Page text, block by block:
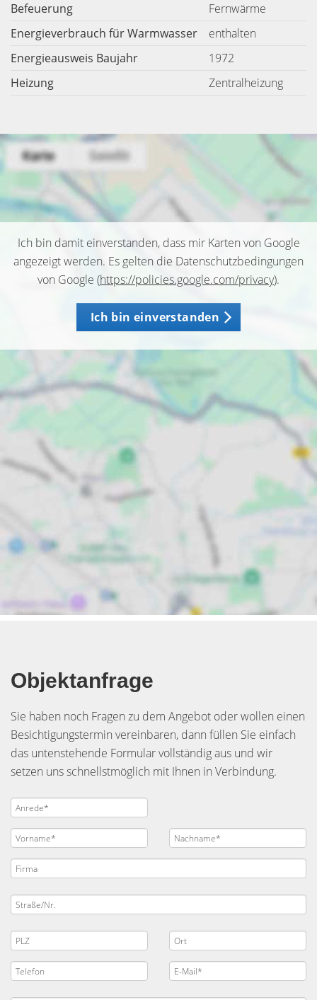
Befeuerung
Fernwärme
Energieverbrauch für Warmwasser
enthalten
Energieausweis Baujahr
1972
Heizung
Zentralheizung
Ich bin damit einverstanden, dass mir Karten von Google
angezeigt werden. Es gelten die Datenschutzbedingungen
von Google (https://policies.google.com/privacy).
Ich bin einverstanden
Objektanfrage
Sie haben noch Fragen zu dem Angebot oder wollen einen
Besichtigungstermin vereinbaren, dann füllen Sie einfach
das untenstehende Formular vollständig aus und wir
setzen uns schnellstmöglich mit Ihnen in Verbindung.